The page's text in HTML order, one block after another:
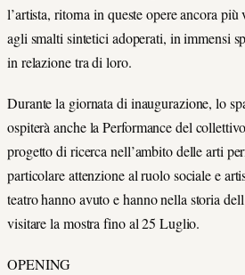
l’artista, ritorna in queste opere ancora
agli smalti sintetici adoperati, in immensi
in relazione tra di loro.
Durante la giornata di inaugurazione, lo
ospiterà anche la Performance del
progetto di ricerca nell’ambito delle arti
particolare attenzione al ruolo sociale e
teatro hanno avuto e hanno nella storia
visitare la mostra fino al 25 Luglio.
OPENING